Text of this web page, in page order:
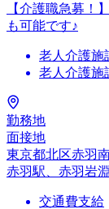
【介護職急募！
も可能です♪
老人介護施
老人介護施
勤務地
面接地
東京都北区赤羽
赤羽駅、赤羽岩
交通費支給